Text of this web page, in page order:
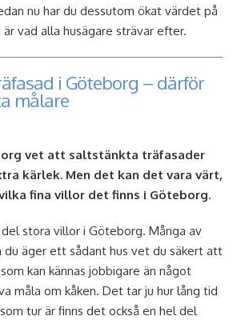
nu har du dessutom ökat värdet på
vad alla husägare strävar efter.
i Göteborg – därför
målare
vet att saltstänkta träfasader
kärlek. Men det kan det vara värt,
fina villor det finns i Göteborg.
stora villor i Göteborg. Många av
du äger ett sådant hus vet du säkert att
kan kännas jobbigare än något
måla om kåken. Det tar ju hur lång tid
tur är finns det också en hel del